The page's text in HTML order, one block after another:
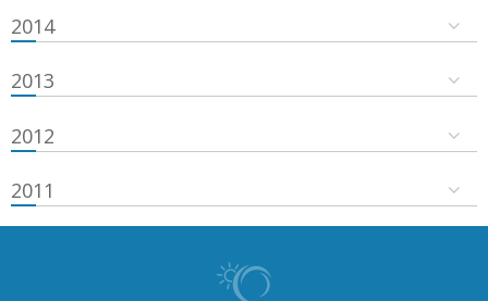
2014
2013
2012
2011